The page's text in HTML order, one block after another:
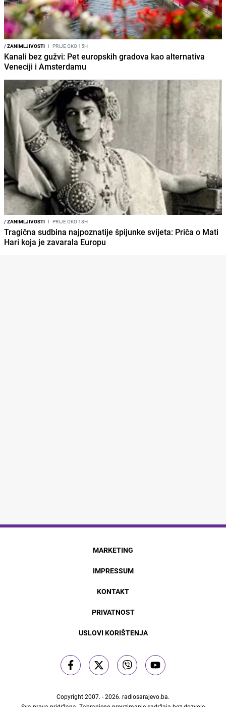
/ZANIMLJIVOSTI I PRIJE OKO 15H
Kanali bez gužvi: Pet europskih gradova kao alternativa
Veneciji i Amsterdamu
/ZANIMLJIVOSTI I PRIJE OKO 18H
Tragična sudbina najpoznatije špijunke svijeta: Priča o Mati
Hari koja je zavarala Europu
MARKETING
IMPRESSUM
KONTAKT
PRIVATNOST
USLOVI KORIŠTENJA
Copyright 2007. - 2026. radiosarajevo.ba.